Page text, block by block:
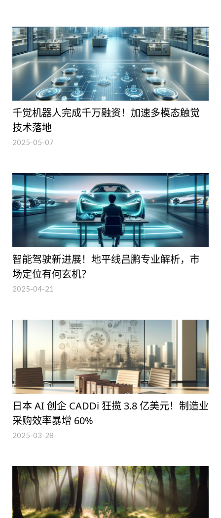
千觉机器人完成千万融资！加速多模态触觉
技术落地
2025-05-07
智能驾驶新进展！地平线吕鹏专业解析，市
场定位有何玄机？
2025-04-21
日本 AI 创企 CADDi 狂揽 3.8 亿美元！制造业
采购效率暴增 60%
2025-03-28